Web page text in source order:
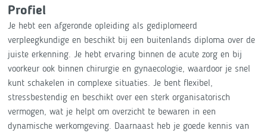
Profiel
Je hebt een afgeronde opleiding als gediplomeerd
verpleegkundige en beschikt bij een buitenlands diploma over de
juiste erkenning. Je hebt ervaring binnen de acute zorg en bij
voorkeur ook binnen chirurgie en gynaecologie, waardoor je snel
kunt schakelen in complexe situaties. Je bent flexibel,
stressbestendig en beschikt over een sterk organisatorisch
vermogen, wat je helpt om overzicht te bewaren in een
dynamische werkomgeving. Daarnaast heb je goede kennis van